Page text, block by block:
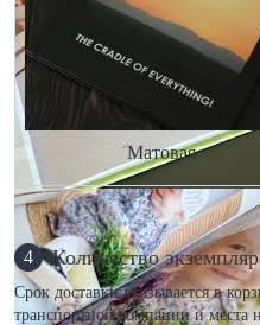
Матовая
4 Количество
Срок доставки указывается в
транспортной компании и места